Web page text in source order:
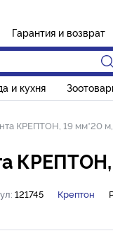
Гарантия и возврат
и кухня
КРЕПТОН, 19 мм*20
121745 Крептон